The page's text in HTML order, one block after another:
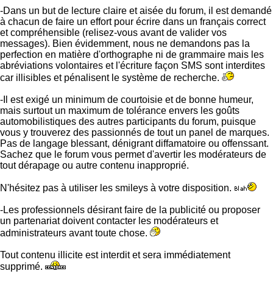
-Dans un but de lecture claire et aisée du forum, il est demandé
à chacun de faire un effort pour écrire dans un français correct
et compréhensible (relisez-vous avant de valider vos
messages). Bien évidemment, nous ne demandons pas la
perfection en matière d'orthographe ni de grammaire mais les
abréviations volontaires et l'écriture façon SMS sont interdites
car illisibles et pénalisent le système de recherche.
-Il est exigé un minimum de courtoisie et de bonne humeur,
mais surtout un maximum de tolérance envers les goûts
automobilistiques des autres participants du forum, puisque
vous y trouverez des passionnés de tout un panel de marques.
Pas de langage blessant, dénigrant diffamatoire ou offenssant.
Sachez que le forum vous permet d'avertir les modérateurs de
tout dérapage ou autre contenu inapproprié.
N'hésitez pas à utiliser les smileys à votre disposition.
-Les professionnels désirant faire de la publicité ou proposer
un partenariat doivent contacter les modérateurs et
administrateurs avant toute chose.
Tout contenu illicite est interdit et sera immédiatement
supprimé.